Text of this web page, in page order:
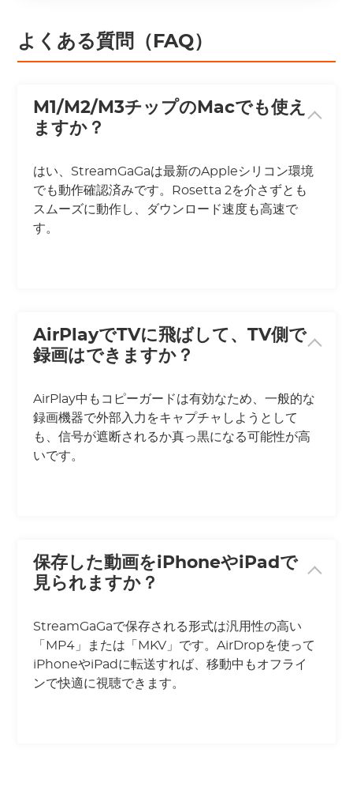
よくある質問（FAQ）
M1/M2/M3チップのMacでも使え
ますか？
はい、StreamGaGaは最新のAppleシリコン環境
でも動作確認済みです。Rosetta 2を介さずとも
スムーズに動作し、ダウンロード速度も高速で
す。
AirPlayでTVに飛ばして、TV側で
録画はできますか？
AirPlay中もコピーガードは有効なため、一般的な
録画機器で外部入力をキャプチャしようとして
も、信号が遮断されるか真っ黒になる可能性が高
いです。
保存した動画をiPhoneやiPadで
見られますか？
StreamGaGaで保存される形式は汎用性の高い
「MP4」または「MKV」です。AirDropを使って
iPhoneやiPadに転送すれば、移動中もオフライ
ンで快適に視聴できます。